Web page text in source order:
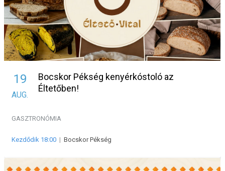
19
AUG.
Bocskor Pékség kenyérkóstoló az
Éltetőben!
GASZTRONÓMIA
Kezdődik 18:00 | Bocskor Pékség